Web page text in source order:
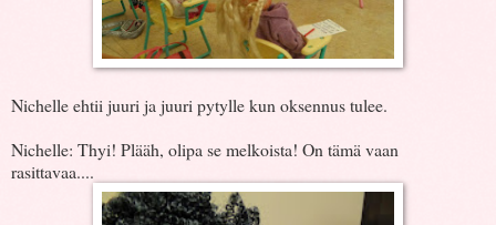
Nichelle ehtii juuri ja juuri pytylle kun oksennus tulee.
Nichelle: Thyi! Plääh, olipa se melkoista! On tämä vaan
rasittavaa....